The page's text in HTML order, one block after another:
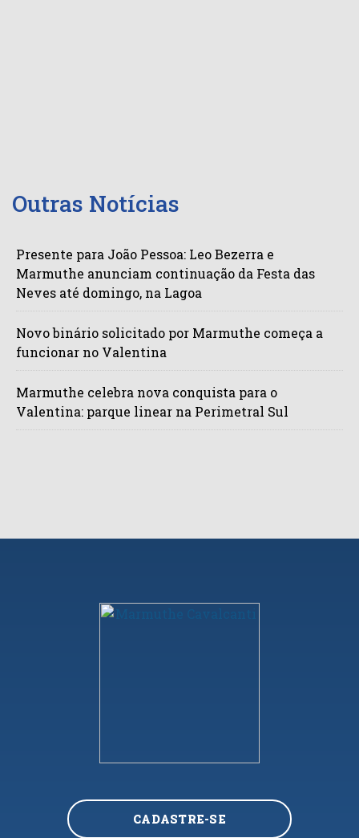
Outras Notícias
Presente para João Pessoa: Leo Bezerra e
Marmuthe anunciam continuação da Festa das
Neves até domingo, na Lagoa
Novo binário solicitado por Marmuthe começa a
funcionar no Valentina
Marmuthe celebra nova conquista para o
Valentina: parque linear na Perimetral Sul
CADASTRE-SE